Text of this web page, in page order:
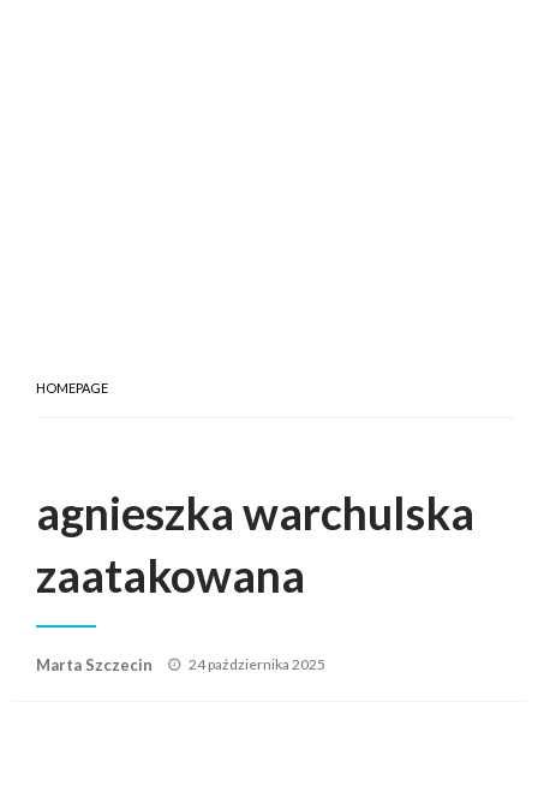
HOMEPAGE
agnieszka warchulska
zaatakowana
Marta Szczecin
Posted
24 października 2025